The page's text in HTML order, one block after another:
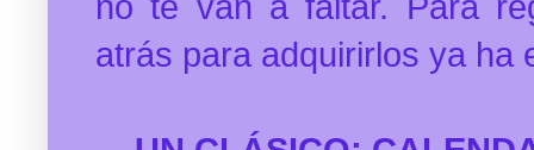
atrás para adquirirlos ya ha